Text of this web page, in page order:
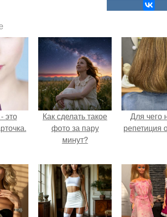
это
Как сделать такое
фото за пару
минут?
Для чего
репетиция